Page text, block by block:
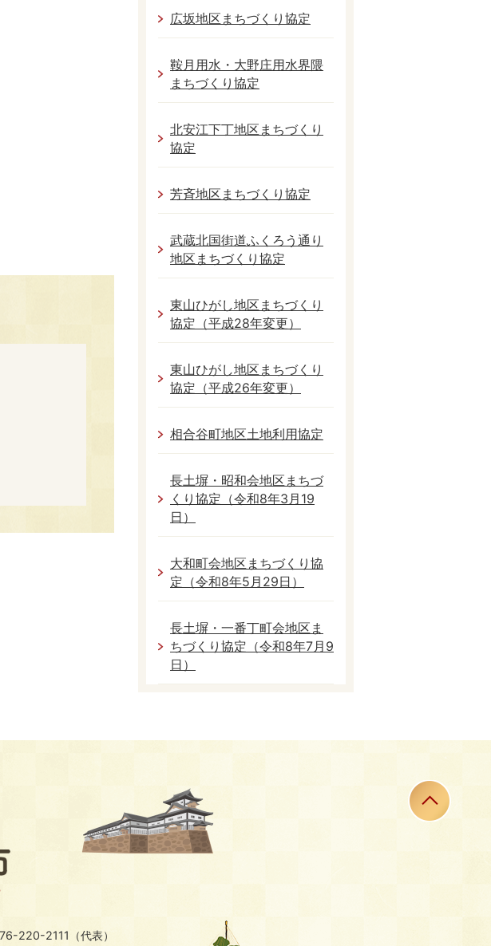
広坂地区まちづくり協定
鞍月用水・大野庄用水界隈
まちづくり協定
北安江下丁地区まちづくり
協定
芳斉地区まちづくり協定
武蔵北国街道ふくろう通り
地区まちづくり協定
東山ひがし地区まちづくり
協定（平成28年変更）
東山ひがし地区まちづくり
協定（平成26年変更）
相合谷町地区土地利用協定
長土塀・昭和会地区まちづ
くり協定（令和8年3月19
日）
大和町会地区まちづくり協
定（令和8年5月29日）
長土塀・一番丁町会地区ま
ちづくり協定（令和8年7月9
日）
220-2111（代表）